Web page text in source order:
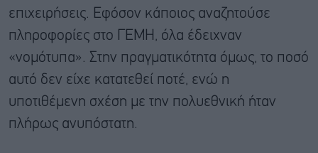
επιχειρήσεις. Εφόσον κάποιος αναζητούσε
πληροφορίες στο ΓΕΜΗ, όλα έδειχναν
«νομότυπα». Στην πραγματικότητα όμως, το ποσό
αυτό δεν είχε κατατεθεί ποτέ, ενώ η
υποτιθέμενη σχέση με την πολυεθνική ήταν
πλήρως ανυπόστατη.